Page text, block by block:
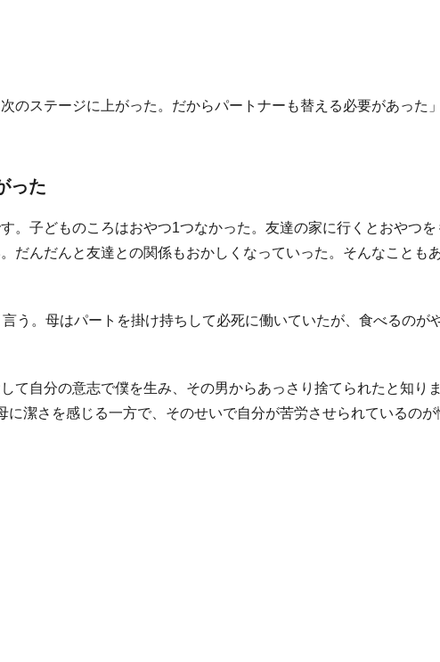
のステージに上がった。だからパートナーも替える必要があった
った
。子どものころはおやつ1つなかった。友達の家に行くとおやつを
だんだんと友達との関係もおかしくなっていった。そんなことも
う。母はパートを掛け持ちして必死に働いていたが、食べるのが
て自分の意志で僕を生み、その男からあっさり捨てられたと知り
に潔さを感じる一方で、そのせいで自分が苦労させられているのが